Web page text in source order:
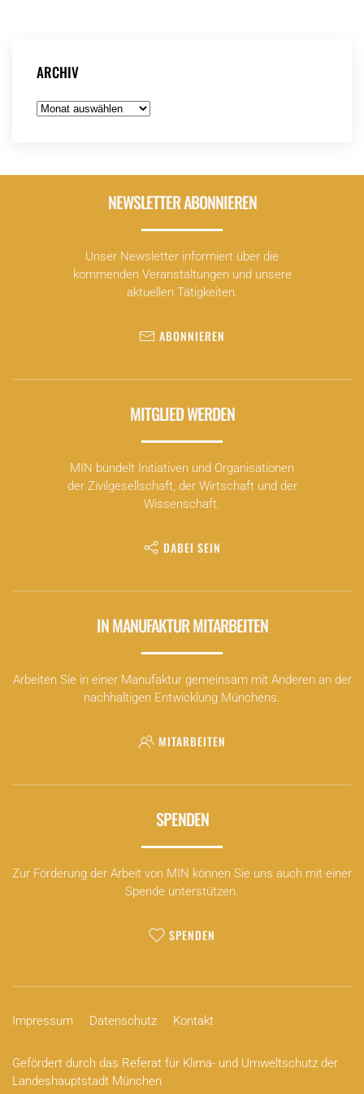
ARCHIV
Archiv
NEWSLETTER ABONNIEREN
Unser Newsletter informiert über die
kommenden Veranstaltungen und unsere
aktuellen Tätigkeiten.
ABONNIEREN
MITGLIED WERDEN
MIN bündelt Initiativen und Organisationen
der Zivilgesellschaft, der Wirtschaft und der
Wissenschaft.
DABEI SEIN
IN MANUFAKTUR MITARBEITEN
Arbeiten Sie in einer Manufaktur gemeinsam mit Anderen an der
nachhaltigen Entwicklung Münchens.
MITARBEITEN
SPENDEN
Zur Förderung der Arbeit von MIN können Sie uns auch mit einer
Spende unterstützen.
SPENDEN
Impressum Datenschutz Kontakt
Gefördert durch das Referat für Klima- und Umweltschutz der
Landeshauptstadt München